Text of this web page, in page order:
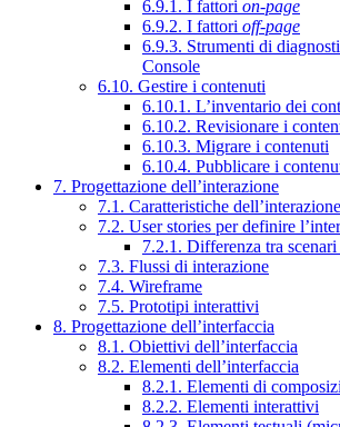
6.9.1. I fattori on-page
6.9.2. I fattori off-page
6.9.3. Strumenti di
Console
6.10. Gestire i contenuti
6.10.1. L’inventario dei
6.10.2. Revisionare i
6.10.3. Migrare i contenuti
6.10.4. Pubblicare i
7. Progettazione dell’interazione
7.1. Caratteristiche dell’interazione
7.2. User stories per definire
7.2.1. Differenza tra scenari
7.3. Flussi di interazione
7.4. Wireframe
7.5. Prototipi interattivi
8. Progettazione dell’interfaccia
8.1. Obiettivi dell’interfaccia
8.2. Elementi dell’interfaccia
8.2.1. Elementi di
8.2.2. Elementi interattivi